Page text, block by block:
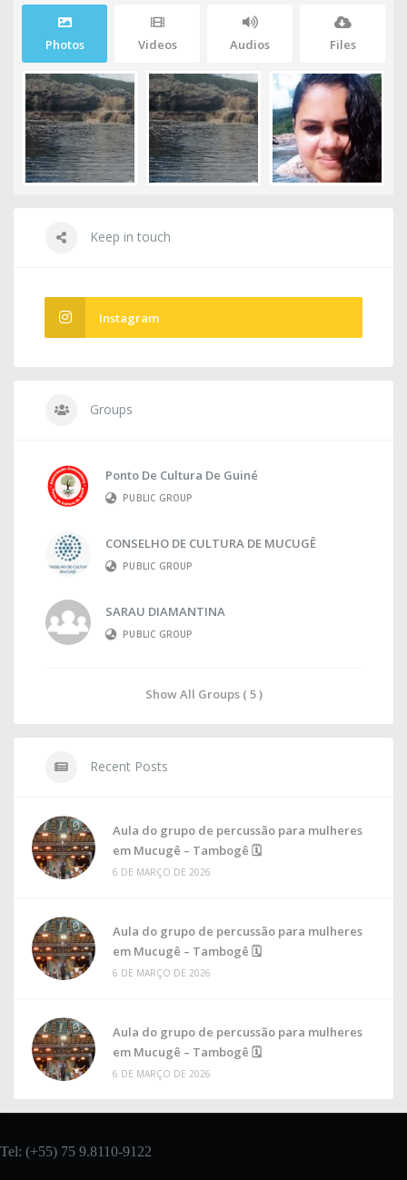
Photos Videos Audios Files
Keep in touch
Instagram
Groups
Ponto De Cultura De Guiné
PUBLIC GROUP
CONSELHO DE CULTURA DE MUCUGÊ
PUBLIC GROUP
SARAU DIAMANTINA
PUBLIC GROUP
Show All Groups ( 5 )
Recent Posts
Aula do grupo de percussão para mulheres
em Mucugê – Tambogê 🗓
6 DE MARÇO DE 2026
Aula do grupo de percussão para mulheres
em Mucugê – Tambogê 🗓
6 DE MARÇO DE 2026
Aula do grupo de percussão para mulheres
em Mucugê – Tambogê 🗓
6 DE MARÇO DE 2026
Tel: (+55) 75 9.8110-9122